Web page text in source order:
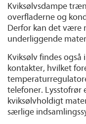
Kviksølvsdampe
overfladerne og
Derfor kan det være
underliggende
Kviksølv findes
kontakter, hvilket
telefoner. Lysstofrør
kviksølvholdigt
særlige